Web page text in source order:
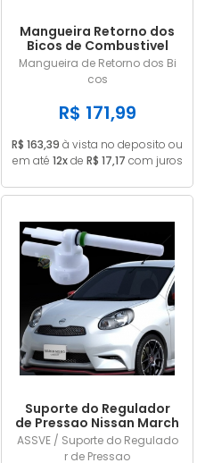
Mangueira Retorno dos
Bicos de Combustivel
Nissan Frontier 2.8 MWM
9053156
Mangueira de Retorno dos Bi
cos
R$ 171,99
R$ 163,39 à vista no deposito ou
em até 12xde R$ 17,17 com juros
Suporte do Regulador
de Pressao Nissan March
/ Versa 1.0 1.6 2011/... em
diante
ASSVE / Suporte do Regulado
r de Pressao